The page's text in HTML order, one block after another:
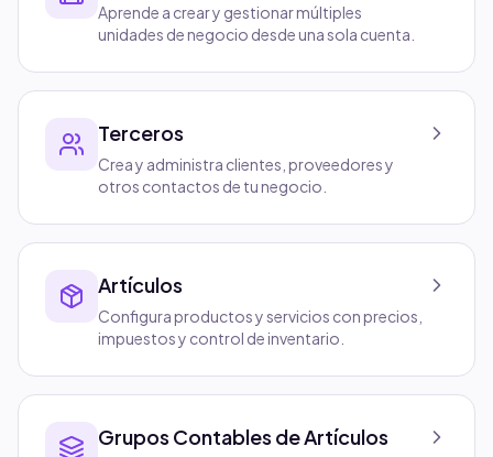
Aprende a crear y gestionar múltiples
unidades de negocio desde una sola cuenta.
Terceros
Crea y administra clientes, proveedores y
otros contactos de tu negocio.
Artículos
Configura productos y servicios con precios,
impuestos y control de inventario.
Grupos Contables de Artículos